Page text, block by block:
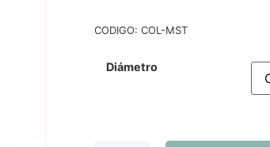
CODIGO: COL-MST
Diámetro